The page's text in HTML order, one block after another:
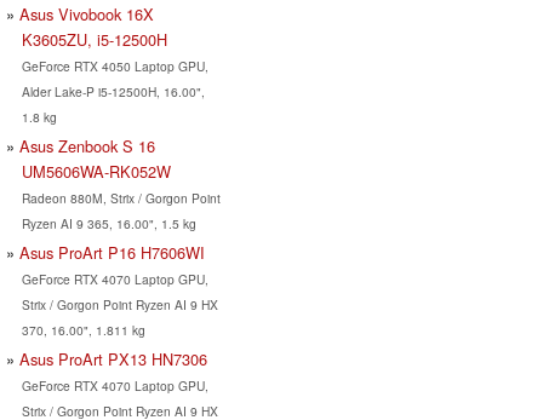
Asus Vivobook 16X
K3605ZU, i5-12500H
GeForce RTX 4050 Laptop GPU,
Alder Lake-P i5-12500H, 16.00",
1.8 kg
Asus Zenbook S 16
UM5606WA-RK052W
Radeon 880M, Strix / Gorgon Point
Ryzen AI 9 365, 16.00", 1.5 kg
Asus ProArt P16 H7606WI
GeForce RTX 4070 Laptop GPU,
Strix / Gorgon Point Ryzen AI 9 HX
370, 16.00", 1.811 kg
Asus ProArt PX13 HN7306
GeForce RTX 4070 Laptop GPU,
Strix / Gorgon Point Ryzen AI 9 HX